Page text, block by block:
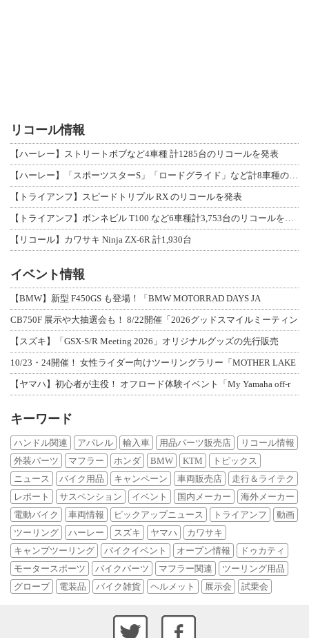
リコール情報
【ハーレー】ストリートボブなど4車種 計1285台のリコールを発表
【ハーレー】「スポーツスターS」「ロードグライド」など計8車種のリコールを発表
【トライアンフ】スピードトリプル RX のリコールを発表
【トライアンフ】ボンネビル T100 など6車種計3,753台のリコールを発表
【リコール】カワサキ Ninja ZX-6R 計1,930台
イベント情報
【BMW】新型 F450GS も登場！「BMW MOTORRAD DAYS JA
CB750F 展示や大抽選会も！ 8/22開催「2026グッドスマイルミーティン
【スズキ】「GSX-S/R Meeting 2026」オリジナルグッズの先行販売
10/23・24開催！ 女性ライダー向けツーリングラリー「MOTHER LAKE
【ヤマハ】初心者が主役！ オフロード体験イベント「My Yamaha off-r
キーワード
ハンドル関連 アパレル 輸入車 用品パーツ販売店
リコール情報
外装パーツ
マフラー ホンダ BMW KTM
トピックス
ニュース
バイク用品 キャンペーン 車両販売店
走行＆ライテク
レポート
サスペンション イベント 国内メーカー
海外メーカー
電動バイク
車両情報 ピックアップニュース トライアンフ
動画
ツーリング
ハーレー スズキ ヤマハ
カワサキ
キャンプツーリング
バイクイベント オープン情報
ドゥカティ
モータースポーツ
バイクパーツ マフラー関連
ツーリング用品
グローブ
電装品 バイク雑貨 ヘルメット 展示会 試乗会